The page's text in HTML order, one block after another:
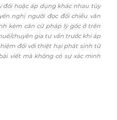
hoặc áp dụng khác nhau tùy
nghị người đọc đối chiếu văn
kèm căn cứ pháp lý gốc ở trên
chuyên gia tư vấn trước khi áp
đối với thiệt hại phát sinh từ
viết mà không có sự xác minh